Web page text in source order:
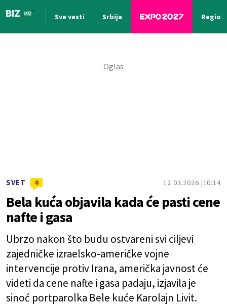
Sve vesti Srbija Region
SVET 0 12.03.2026. 10:14
Bela kuća objavila kada će pasti cene
nafte i gasa
Ubrzo nakon što budu ostvareni svi ciljevi
zajedničke izraelsko-američke vojne
intervencije protiv Irana, američka javnost će
videti da cene nafte i gasa padaju, izjavila je
sinoć portparolka Bele kuće Karolajn Livit.